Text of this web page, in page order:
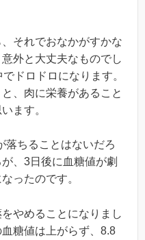
それでおなかがすかな
外と大丈夫なものでし
ドロドロになります。
、肉に栄養があること
ます。
落ちることはないだろ
、3日後に血糖値が劇
ったのです。
やめることになりまし
糖値は上がらず、8.8